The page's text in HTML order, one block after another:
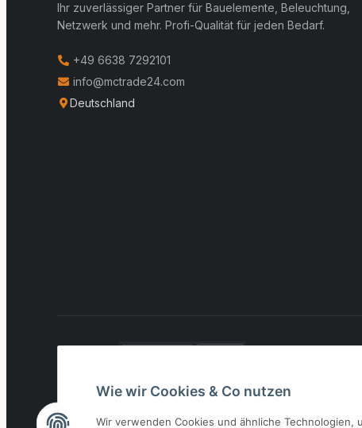
Wie wir Cookies & Co nutzen
Wir verwenden Cookies und ähnliche
Ihr zuverlässiger Partner für Bauelemente, Beleuchtung,
Netzwerk und mehr. Profi-Qualität für jeden Bedarf.
+49 6638 7292101
info@mctrade24.com
Deutschland
* Alle Preise inkl. gesetzlicher USt., zzgl.Versand